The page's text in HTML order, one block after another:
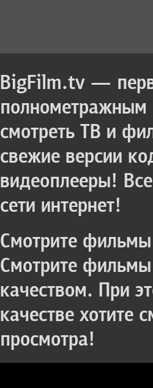
BigFilm.tv —
полнометражным
смотреть ТВ и
свежие версии
видеоплееры!
сети интернет!
Смотрите
Смотрите
качеством. При
качестве хотите
просмотра!